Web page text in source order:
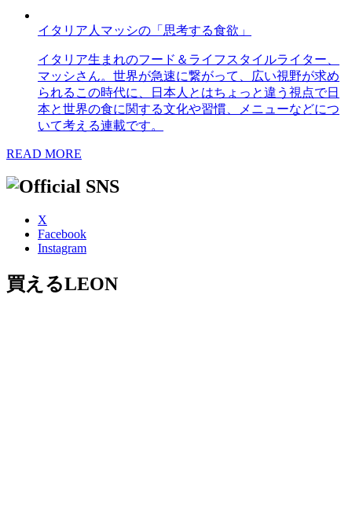
イタリア人マッシの「思考する食欲」
イタリア生まれのフード＆ライフスタイルライター、
マッシさん。世界が急速に繋がって、広い視野が求め
られるこの時代に、日本人とはちょっと違う視点で日
本と世界の食に関する文化や習慣、メニューなどにつ
いて考える連載です。
READ MORE
X
Facebook
Instagram
買えるLEON